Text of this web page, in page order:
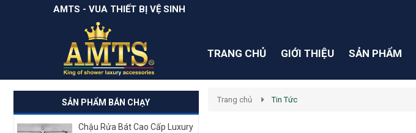
AMTS - VUA THIẾT BỊ VỆ SINH
TRANG CHỦ GIỚI THIỆU SẢN PHẨM
SẢN PHẨM BÁN CHẠY
Chậu Rửa Bát Cao Cấp Luxury
Trang chủ Tin Tức